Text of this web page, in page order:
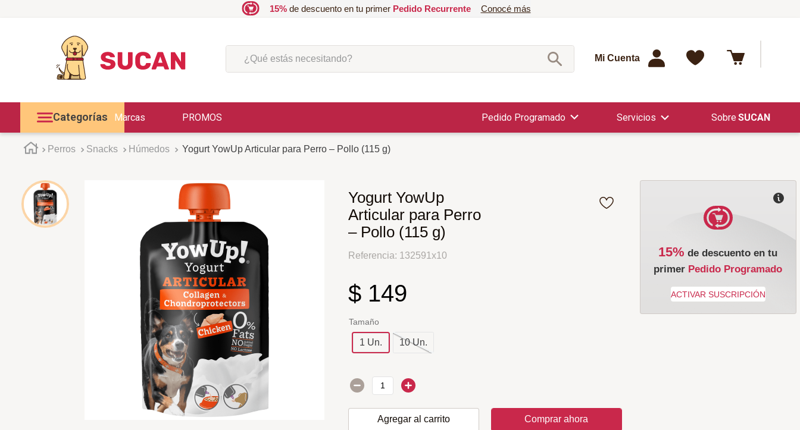
15%de descuento en tu primer Pedido Recurrente Conocé más
¿Qué estás necesitando?
Mi Cuenta
Categorías Marcas PROMOS Pedido Programado Servicios SUCAN
Perros Snacks Húmedos Yogurt YowUp Articular para Perro – Pollo (115 g)
Yogurt YowUp
Articular para Perro
– Pollo (115 g)
Referencia: 132591x10
$ 149
Tamaño
1 Un. 10 Un.
Agregar al carrito Comprar ahora
15% de descuento en tu
primer Pedido Programado